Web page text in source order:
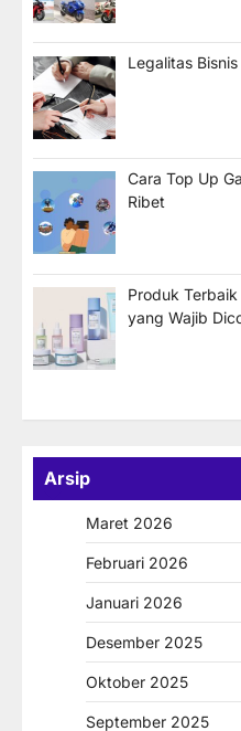
Legalitas
Cara Top Up
Ribet
Produk
yang Wajib
Arsip
Maret 2026
Februari 2026
Januari 2026
Desember 2025
Oktober 2025
September 2025